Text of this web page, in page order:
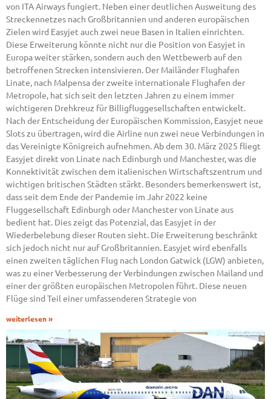
von ITA Airways fungiert. Neben einer deutlichen Ausweitung des
Streckennetzes nach Großbritannien und anderen europäischen
Zielen wird Easyjet auch zwei neue Basen in Italien einrichten.
Diese Erweiterung könnte nicht nur die Position von Easyjet in
Europa weiter stärken, sondern auch den Wettbewerb auf den
betroffenen Strecken intensivieren. Der Mailänder Flughafen
Linate, nach Malpensa der zweite internationale Flughafen der
Metropole, hat sich seit den letzten Jahren zu einem immer
wichtigeren Drehkreuz für Billigfluggesellschaften entwickelt.
Nach der Entscheidung der Europäischen Kommission, Easyjet neue
Slots zu übertragen, wird die Airline nun zwei neue Verbindungen in
das Vereinigte Königreich aufnehmen. Ab dem 30. März 2025 fliegt
Easyjet direkt von Linate nach Edinburgh und Manchester, was die
Konnektivität zwischen dem italienischen Wirtschaftszentrum und
wichtigen britischen Städten stärkt. Besonders bemerkenswert ist,
dass seit dem Ende der Pandemie im Jahr 2022 keine
Fluggesellschaft Edinburgh oder Manchester von Linate aus
bedient hat. Dies zeigt das Potenzial, das Easyjet in der
Wiederbelebung dieser Routen sieht. Die Erweiterung beschränkt
sich jedoch nicht nur auf Großbritannien. Easyjet wird ebenfalls
einen zweiten täglichen Flug nach London Gatwick (LGW) anbieten,
was zu einer Verbesserung der Verbindungen zwischen Mailand und
einer der größten europäischen Metropolen führt. Diese neuen
Flüge sind Teil einer umfassenderen Strategie von
weiterlesen »